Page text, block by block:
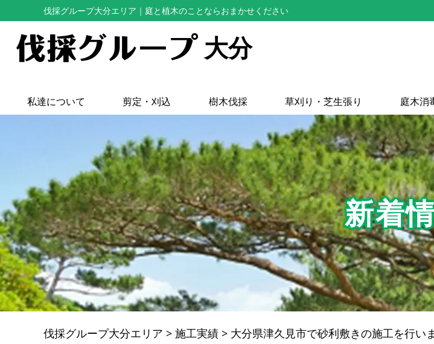
伐採グループ大分エリア ｜庭と植木のことならおまかせください
大分
私達について 剪定・刈込 樹木伐採 草刈り・芝生張り 庭木消
新着
伐採グループ大分エリア > 施工実績 > 大分県津久見市で砂利敷きの施工を行いま